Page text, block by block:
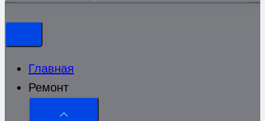
Главная
Ремонт